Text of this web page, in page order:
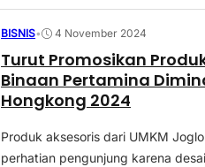
BISNIS• 4 November 2024
Turut Promosikan
Binaan Pertamina
Hongkong 2024
Produk aksesoris dari UMKM
perhatian pengunjung karena